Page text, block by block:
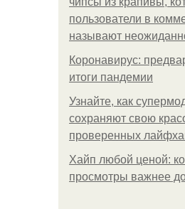
пользователи в
называют
Коронавирус:
итоги пандемии
Узнайте, как
сохраняют свою
проверенных
Хайп любой ценой:
просмотры важнее